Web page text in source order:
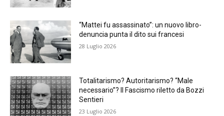
“Mattei fu assassinato”: un nuovo libro-
denuncia punta il dito sui francesi
28 Luglio 2026
Totalitarismo? Autoritarismo? “Male
necessario”? Il Fascismo riletto da Bozzi
Sentieri
23 Luglio 2026